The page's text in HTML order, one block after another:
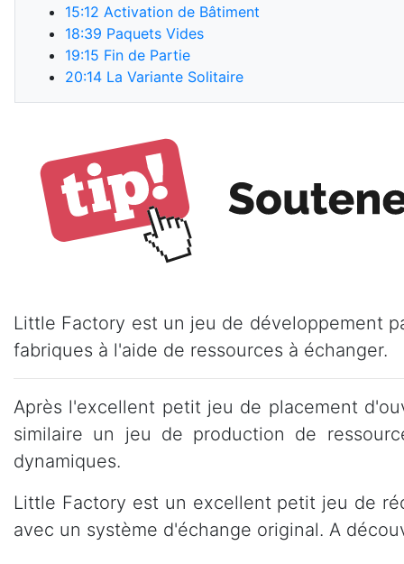
15:12 Activation de Bâtiment
18:39 Paquets Vides
19:15 Fin de Partie
20:14 La Variante Solitaire
Little Factory est un jeu de développement
fabriques à l'aide de ressources à échanger.
Après l'excellent petit jeu de placement
similaire un jeu de production de
dynamiques.
Little Factory est un excellent petit jeu de
avec un système d'échange original. A